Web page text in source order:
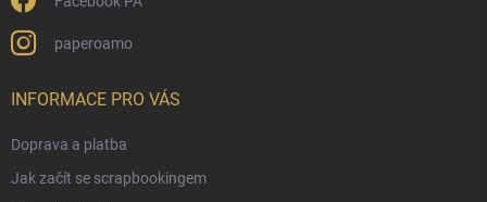
paperoamo
INFORMACE PRO VÁS
Doprava a platba
Jak začít se scrapbookingem